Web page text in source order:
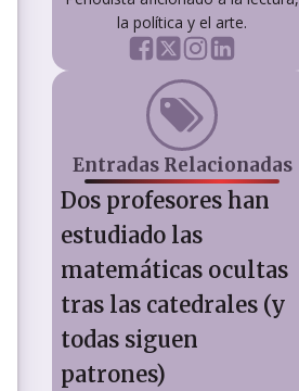
la política y el arte.
Entradas Relacionadas
Dos profesores han
estudiado las
matemáticas ocultas
tras las catedrales (y
todas siguen
patrones)